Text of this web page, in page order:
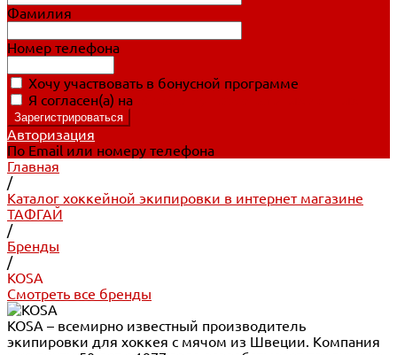
Фамилия
Номер телефона
Хочу участвовать в бонусной программе
Я согласен(а) на
Авторизация
По Email или номеру телефона
Главная
/
Каталог хоккейной экипировки в интернет магазине
ТАФГАЙ
/
Бренды
/
KOSA
Смотреть все бренды
KOSA – всемирно известный производитель
экипировки для хоккея с мячом из Швеции. Компания